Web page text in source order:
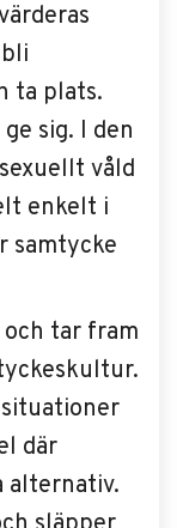
ta plats.
sig. I den
våld
enkelt i
samtycke
tar fram
där
alternativ.